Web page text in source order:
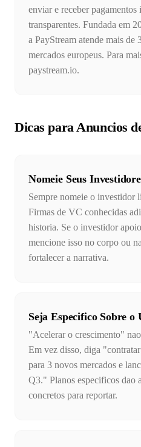
enviar e receber
transparentes. Fundada em
a PayStream atende mais de
mercados europeus. Para
paystream.io.
Dicas para Anuncios
Nomeie Seus
Sempre nomeie o investidor
Firmas de VC conhecidas
historia. Se o investidor
mencione isso no corpo ou
fortalecer a narrativa.
Seja Especifico Sobre o
"Acelerar o crescimento"
Em vez disso, diga
para 3 novos mercados e
Q3." Planos especificos dao
concretos para reportar.